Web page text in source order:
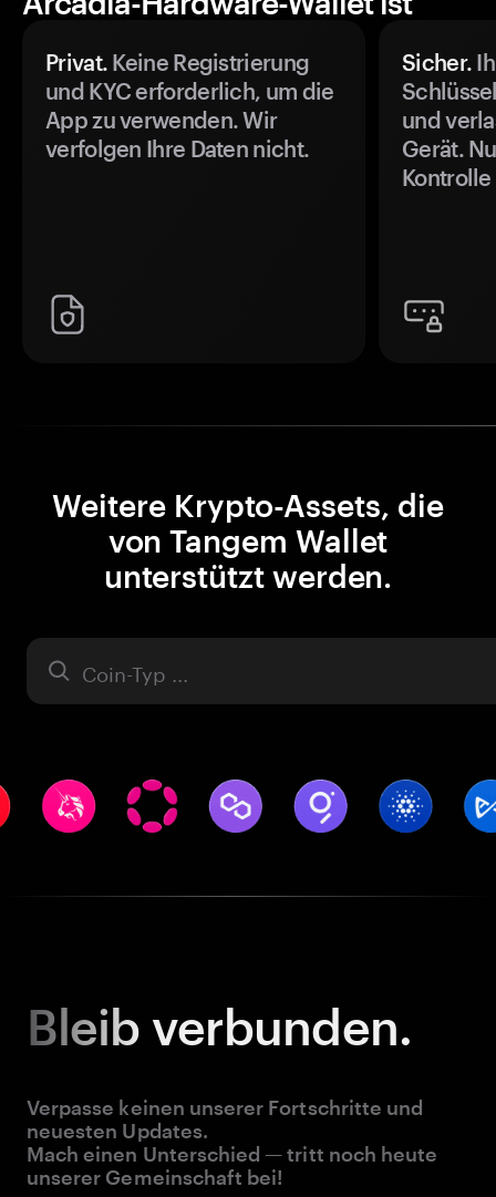
Privat. Keine Registrierung
und KYC erforderlich, um die
App zu verwenden. Wir
verfolgen Ihre Daten nicht.
Sicher.
und
Gerät.
Weitere Krypto-Assets, die
von Tangem Wallet
unterstützt werden.
Asset
Bleib verbunden.
Verpasse keinen unserer Fortschritte und
neuesten Updates.
Mach einen Unterschied — tritt noch heute
unserer Gemeinschaft bei!